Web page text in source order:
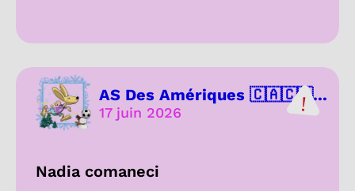
AS Des Amériques 🇨🇦🇨🇷...
17 juin 2026
Nadia comaneci